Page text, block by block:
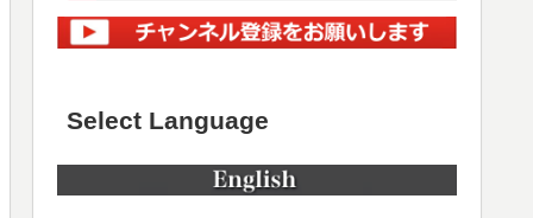
Select Language